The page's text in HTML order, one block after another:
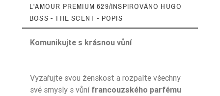
L'AMOUR PREMIUM 629/INSPIROVÁNO HUGO
BOSS - THE SCENT - POPIS
Komunikujte s krásnou vůní
Vyzařujte svou ženskost a rozpalte všechny
své smysly s vůní francouzského parfému
Zaperfumowanie 22%